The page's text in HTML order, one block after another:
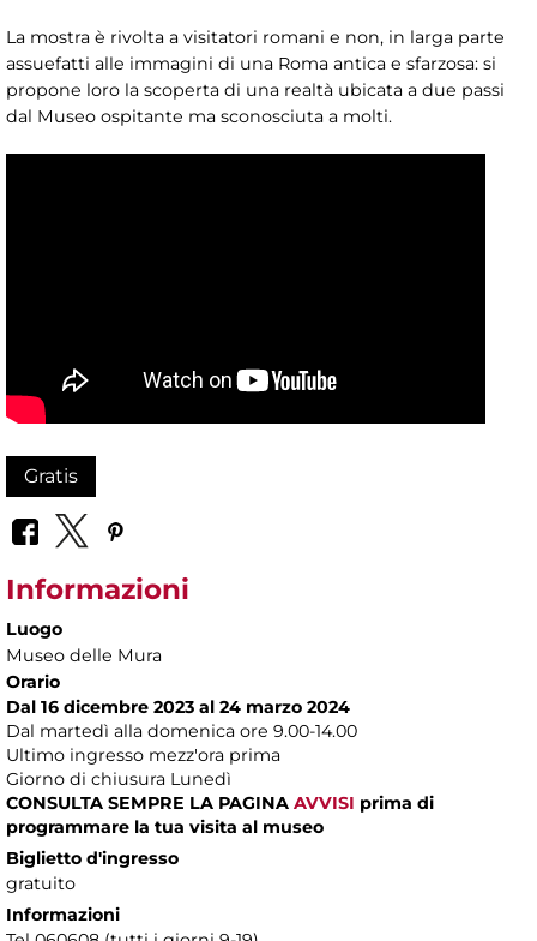
La mostra è rivolta a visitatori romani e non, in larga parte
assuefatti alle immagini di una Roma antica e sfarzosa: si
propone loro la scoperta di una realtà ubicata a due passi
dal Museo ospitante ma sconosciuta a molti.
Gratis
Informazioni
Luogo
Museo delle Mura
Orario
Dal 16 dicembre 2023 al 24 marzo 2024
Dal martedì alla domenica ore 9.00-14.00
Ultimo ingresso mezz'ora prima
Giorno di chiusura Lunedì
CONSULTA SEMPRE LA PAGINA AVVISI prima di
programmare la tua visita al museo
Biglietto d'ingresso
gratuito
Informazioni